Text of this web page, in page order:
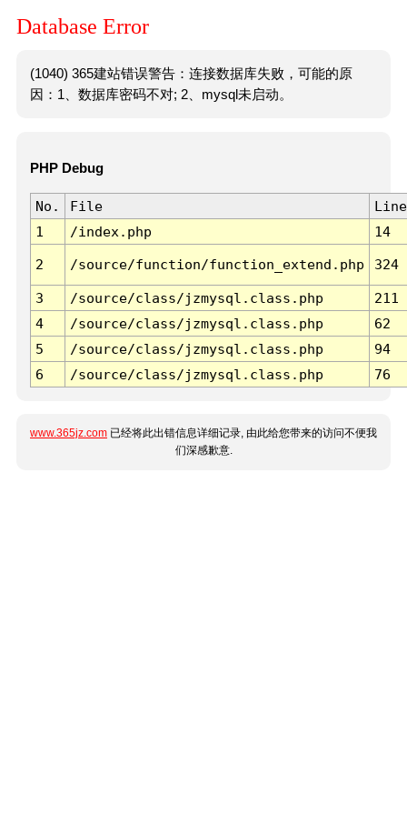
Database Error
(1040) 365建站错误警告：连接数据库失败，可能的原
因：1、数据库密码不对; 2、mysql未启动。
PHP Debug
No. File
Line
1
/index.php 14
2 /source/function/function_extend.php 324
3 /source/class/jzmysql.class.php
211
4
/source/class/jzmysql.class.php
62
5
/source/class/jzmysql.class.php
94
6
/source/class/jzmysql.class.php 76
www.365jz.com 已经将此出错信息详细记录, 由此给您带来的访问不便我
们深感歉意.